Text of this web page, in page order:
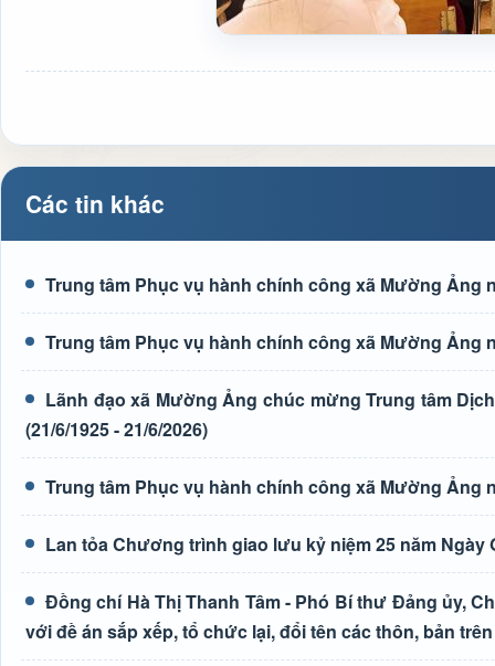
Các tin khác
Trung tâm Phục vụ hành chính công xã Mường Ảng
Trung tâm Phục vụ hành chính công xã Mường Ảng
Lãnh đạo xã Mường Ảng chúc mừng Trung tâm
(21/6/1925 - 21/6/2026)
Trung tâm Phục vụ hành chính công xã Mường Ảng
Lan tỏa Chương trình giao lưu kỷ niệm 25 năm Ngày
Đồng chí Hà Thị Thanh Tâm - Phó Bí thư Đảng ủy,
với đề án sắp xếp, tổ chức lại, đổi tên các thôn, bản